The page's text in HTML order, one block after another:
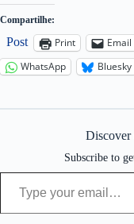
Compartilhe:
Post Print Email
WhatsApp
Bluesky
Discover
Subscribe to
Type your email…